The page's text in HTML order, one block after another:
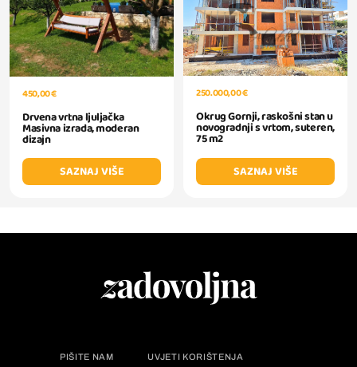
450,00 €
Drvena vrtna ljuljačka
Masivna izrada, moderan
dizajn
SAZNAJ VIŠE
250.000,00 €
Okrug Gornji, raskošni stan u
novogradnji s vrtom, suteren,
75 m2
SAZNAJ VIŠE
PIŠITE NAM UVJETI KORIŠTENJA